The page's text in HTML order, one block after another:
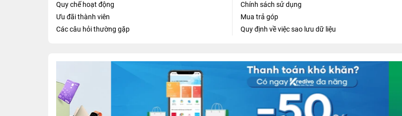
Quy chế hoạt động
Ưu đãi thành viên
Các câu hỏi thường gặp
Chính sách sử dụng
Mua trả góp
Quy định về việc sao lưu dữ liệu